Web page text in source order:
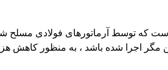
که توسط آرماتورهای فولادی مسلح
اجرا شده باشد ، به منظور کاهش